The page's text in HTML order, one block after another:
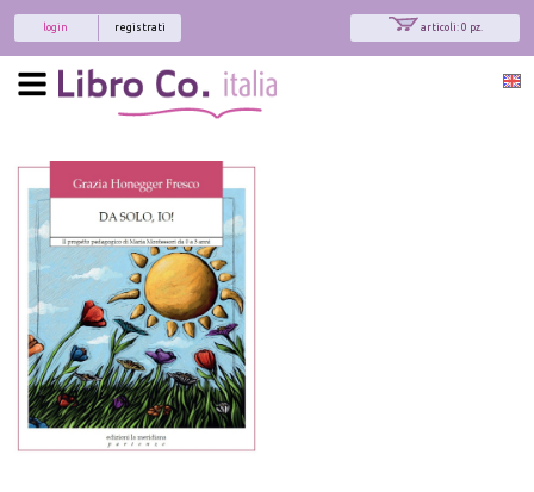
articoli: 0 pz.
registrati
login
Interessato ai nostri libri?
Allora iscriviti alla nostra newsletter!
Sarai informato delle nostre novità, potrai
comunque cancellarti quando desideri.
modulo di iscrizione